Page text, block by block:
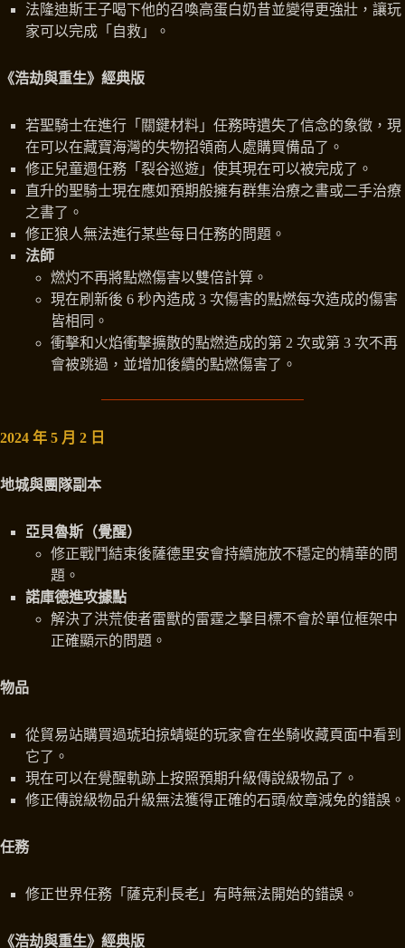
法隆迪斯王子喝下他的召喚高蛋白奶昔並變得更強壯，讓玩
家可以完成「自救」。
《浩劫與重生》經典版
若聖騎士在進行「關鍵材料」任務時遺失了信念的象徵，現
在可以在藏寶海灣的失物招領商人處購買備品了。
修正兒童週任務「裂谷巡遊」使其現在可以被完成了。
直升的聖騎士現在應如預期般擁有群集治療之書或二手治療
之書了。
修正狼人無法進行某些每日任務的問題。
法師
燃灼不再將點燃傷害以雙倍計算。
現在刷新後 6 秒內造成 3 次傷害的點燃每次造成的傷害
皆相同。
衝擊和火焰衝擊擴散的點燃造成的第 2 次或第 3 次不再
會被跳過，並增加後續的點燃傷害了。
2024 年 5 月 2 日
地城與團隊副本
亞貝魯斯（覺醒）
修正戰鬥結束後薩德里安會持續施放不穩定的精華的問
題。
諾庫德進攻據點
解決了洪荒使者雷獸的雷霆之擊目標不會於單位框架中
正確顯示的問題。
物品
從貿易站購買過琥珀掠蜻蜓的玩家會在坐騎收藏頁面中看到
它了。
現在可以在覺醒軌跡上按照預期升級傳說級物品了。
修正傳說級物品升級無法獲得正確的石頭/紋章減免的錯誤。
任務
修正世界任務「薩克利長老」有時無法開始的錯誤。
《浩劫與重生》經典版